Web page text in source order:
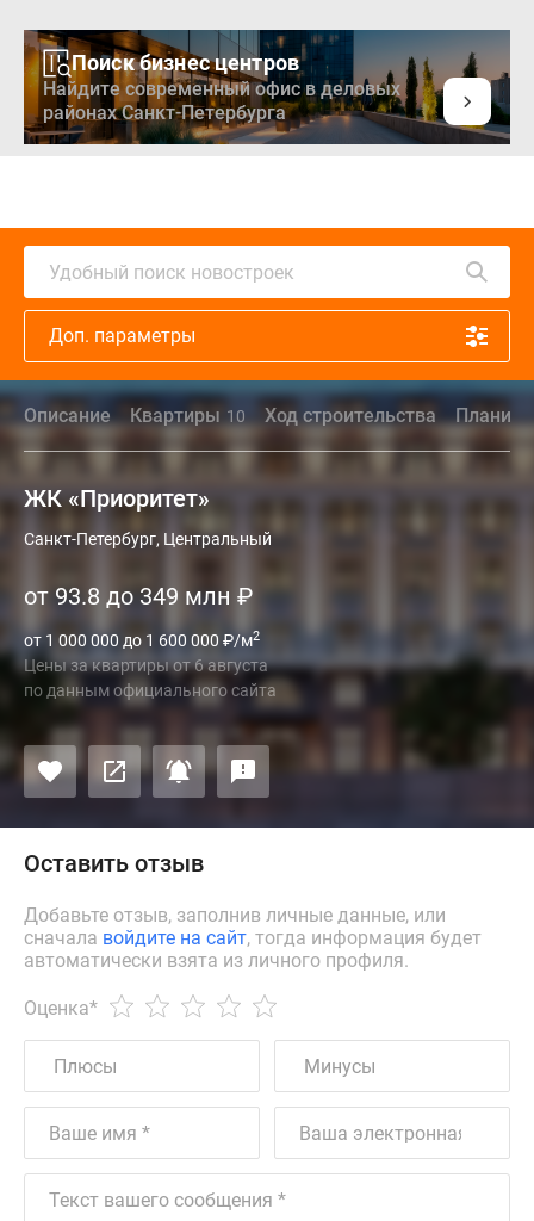
Поиск бизнес центров
Найдите современный офис в деловых
районах Санкт-Петербурга
Удобный поиск новостроек
Доп. параметры
Описание Квартиры 10 Ход строительства
ЖК «Приоритет»
Санкт-Петербург, Центральный
от 93.8 до 349 млн ₽
от 1 000 000 до 1 600 000 ₽/м2
Цены за квартирыот6 августа
по данным официального сайта
Оставить отзыв
Добавьте отзыв, заполнив личные данные, или
сначала войдите на сайт, тогда информация будет
автоматически взята из личного профиля.
Оценка*